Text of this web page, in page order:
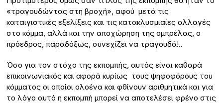
«τραγουδώντας στη βροχή», αφού μετά τις
καταιγιστικές εξελίξεις και τις κατακλυσμιαίες αλλαγές
στο κόμμα, αλλά και την αποχώρηση της ομπρέλας, ο
πρόεδρος, παραδόξως, συνεχίζει να τραγουδά!..
Όσο για τον στόχο της εκπομπής, αυτός είναι καθαρά
επικοινωνιακός και αφορά κυρίως τους ψηφοφόρους του
κόμματος οι οποίοι ολοένα και φθίνουν αριθμητικά και για
το λόγο αυτό η εκπομπή μπορεί να αποτελέσει φρένο στις